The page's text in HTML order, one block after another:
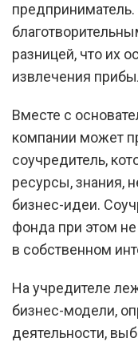
разницей, что их
извлечения
Вместе с
компании может
соучредитель,
ресурсы, знания,
бизнес-идеи.
фонда при этом
в собственном
На учредителе
бизнес-модели,
деятельности,